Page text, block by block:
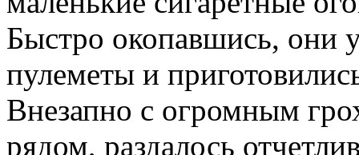
Быстро окопавшись, они
пулеметы и
Внезапно с огромным
рядом, раздалось